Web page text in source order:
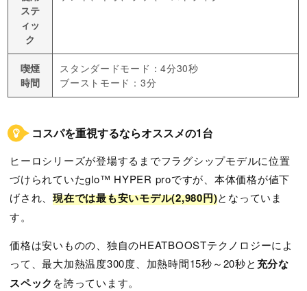
ステ
ィッ
ク
喫煙
時間
スタンダードモード：4分30秒
ブーストモード：3分
コスパを重視するならオススメの1台
ヒーロシリーズが登場するまでフラグシップモデルに位置
づけられていたglo™ HYPER proですが、本体価格が値下
げされ、現在では最も安いモデル(2,980円)となっていま
す。
価格は安いものの、独自のHEATBOOSTテクノロジーによ
って、最大加熱温度300度、加熱時間15秒～20秒と 充分な
スペック を誇っています。